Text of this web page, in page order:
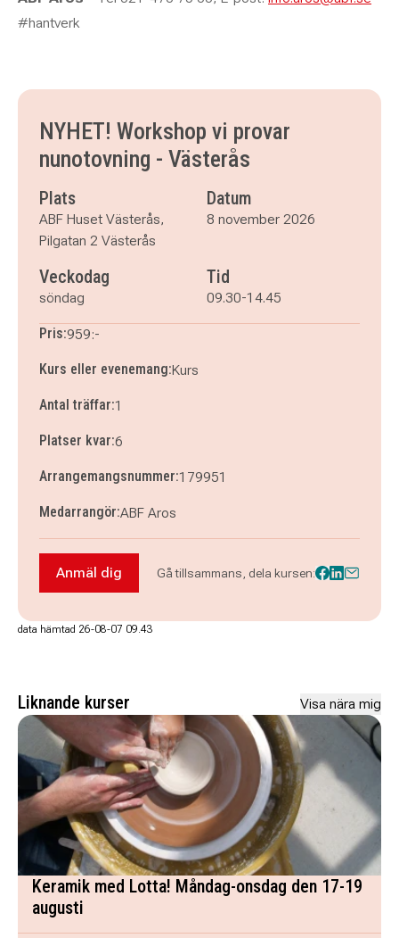
#hantverk
NYHET! Workshop vi provar
nunotovning - Västerås
Plats
ABF Huset Västerås,
Pilgatan 2 Västerås
Datum
8 november 2026
Veckodag
söndag
Tid
09.30-14.45
Pris:959:-
Kurs eller evenemang:Kurs
Antal träffar:1
Platser kvar:6
Arrangemangsnummer:179951
Medarrangör:ABF Aros
Anmäl dig till NYHET! Workshop vi provar
Anmäl dig Gå tillsammans, dela kursen:
data hämtad 26-08-07 09.43
Liknande kurser Visa nära mig
Keramik med Lotta! Måndag-onsdag den 17-19
augusti